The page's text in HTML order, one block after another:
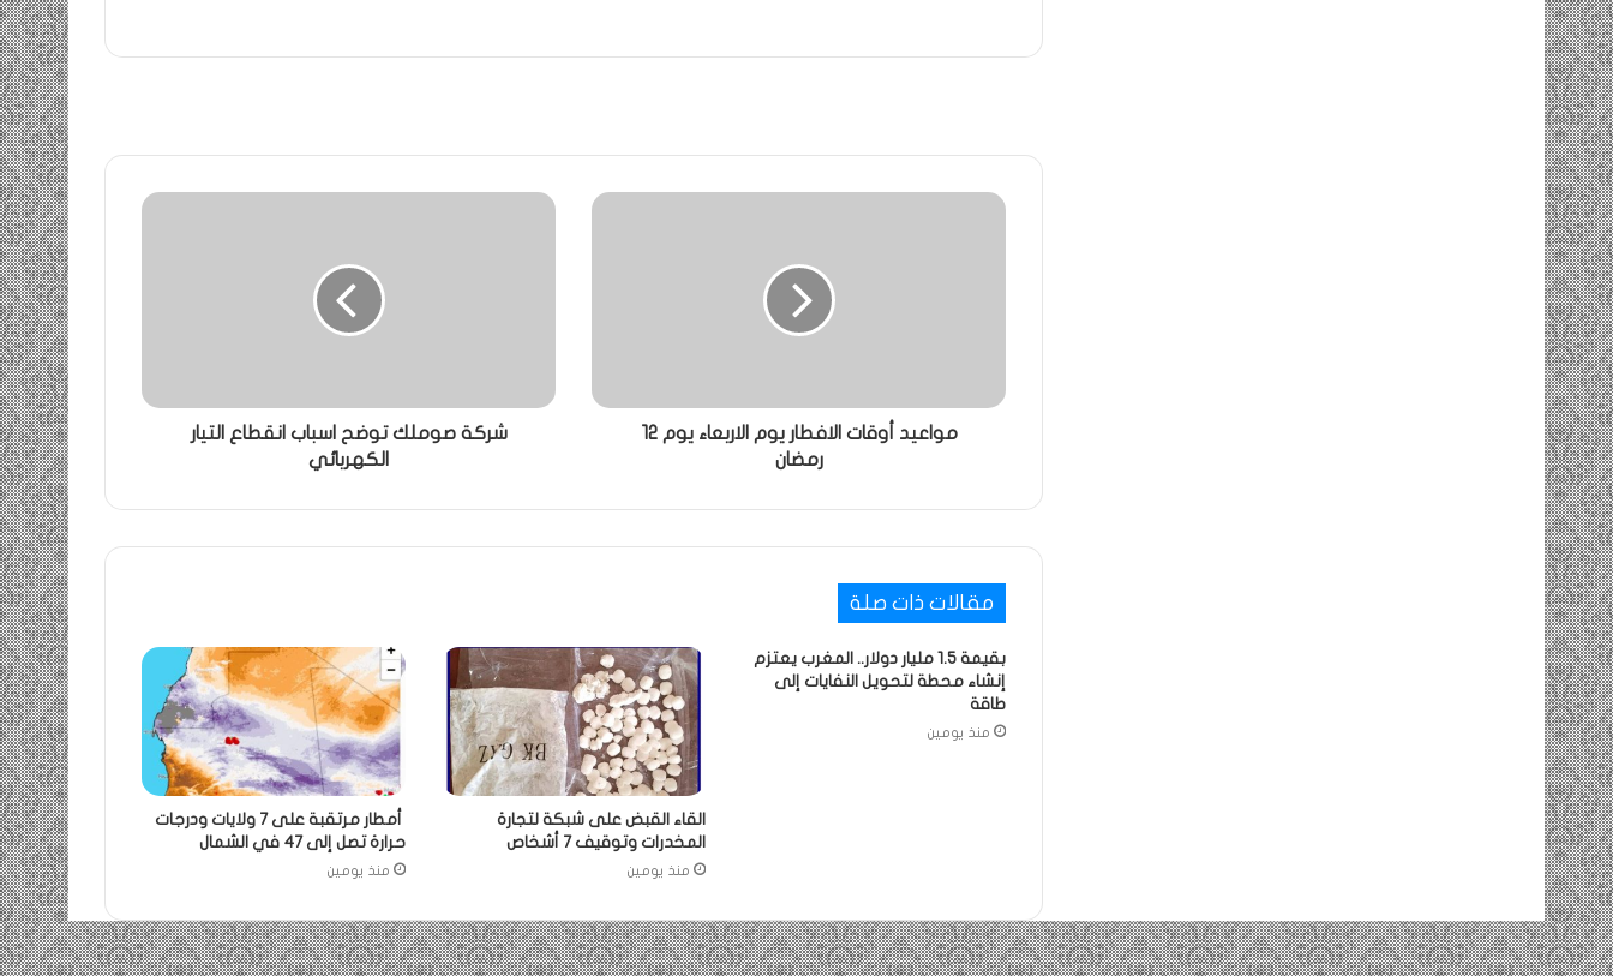
مواعيد أوقات الافطار يوم الاربعاء يوم 12
رمضان
شركة صوملك توضح اسباب انقطاع التيار
الكهربائي
مقالات ذات صلة
بقيمة 1.5 مليار دولار.. المغرب يعتزم
إنشاء محطة لتحويل النفايات إلى
طاقة
منذ يومين
القاء القبض على شبكة لتجارة
المخدرات وتوقيف 7 أشخاص
منذ يومين
أمطار مرتقبة على 7 ولايات ودرجات
حرارة تصل إلى 47 في الشمال
منذ يومين